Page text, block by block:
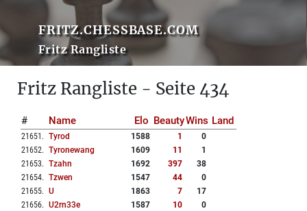
FRITZ.CHESSBASE.COM
Fritz Rangliste
Fritz Rangliste - Seite 434
# Name Elo BeautyWins Land
21651 . Tyrod 1588 1
0
21652. Tyronewang 1609 11
1
21653. Tzahn 1692 397
38
21654. Tzwen 1547 44
0
21655. U 1863 7
17
21656. U2rn33e 1587 10
0